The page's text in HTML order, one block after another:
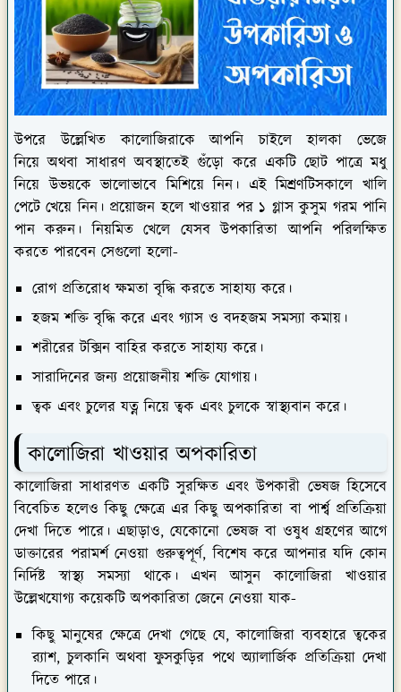
উপরে উল্লেখিত কালোজিরাকে আপনি চাইলে হালকা ভেজে
নিয়ে অথবা সাধারণ অবস্থাতেই গুঁড়ো করে একটি ছোট পাত্রে মধু
নিয়ে উভয়কে ভালোভাবে মিশিয়ে নিন। এই মিশ্রণটিসকালে খালি
পেটে খেয়ে নিন। প্রয়োজন হলে খাওয়ার পর ১ গ্লাস কুসুম গরম পানি
পান করুন। নিয়মিত খেলে যেসব উপকারিতা আপনি পরিলক্ষিত
করতে পারবেন সেগুলো হলো-
রোগ প্রতিরোধ ক্ষমতা বৃদ্ধি করতে সাহায্য করে।
হজম শক্তি বৃদ্ধি করে এবং গ্যাস ও বদহজম সমস্যা কমায়।
শরীরের টক্সিন বাহির করতে সাহায্য করে।
সারাদিনের জন্য প্রয়োজনীয় শক্তি যোগায়।
ত্বক এবং চুলের যত্ন নিয়ে ত্বক এবং চুলকে স্বাস্থ্যবান করে।
কালোজিরা খাওয়ার অপকারিতা
কালোজিরা সাধারণত একটি সুরক্ষিত এবং উপকারী ভেষজ হিসেবে
বিবেচিত হলেও কিছু ক্ষেত্রে এর কিছু অপকারিতা বা পার্শ্ব প্রতিক্রিয়া
দেখা দিতে পারে। এছাড়াও, যেকোনো ভেষজ বা ওষুধ গ্রহণের আগে
ডাক্তারের পরামর্শ নেওয়া গুরুত্বপূর্ণ, বিশেষ করে আপনার যদি কোন
নির্দিষ্ট স্বাস্থ্য সমস্যা থাকে। এখন আসুন কালোজিরা খাওয়ার
উল্লেখযোগ্য কয়েকটি অপকারিতা জেনে নেওয়া যাক-
কিছু মানুষের ক্ষেত্রে দেখা গেছে যে, কালোজিরা ব্যবহারে ত্বকের
র‌্যাশ, চুলকানি অথবা ফুসকুড়ির পথে অ্যালার্জিক প্রতিক্রিয়া দেখা
দিতে পারে।